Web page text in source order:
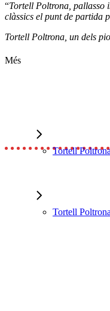
Tortell Poltrona
Tortell Poltrona
“Tortell Poltrona, pallasso
clàssics el punt de partida
Tortell Poltrona, un dels
Més